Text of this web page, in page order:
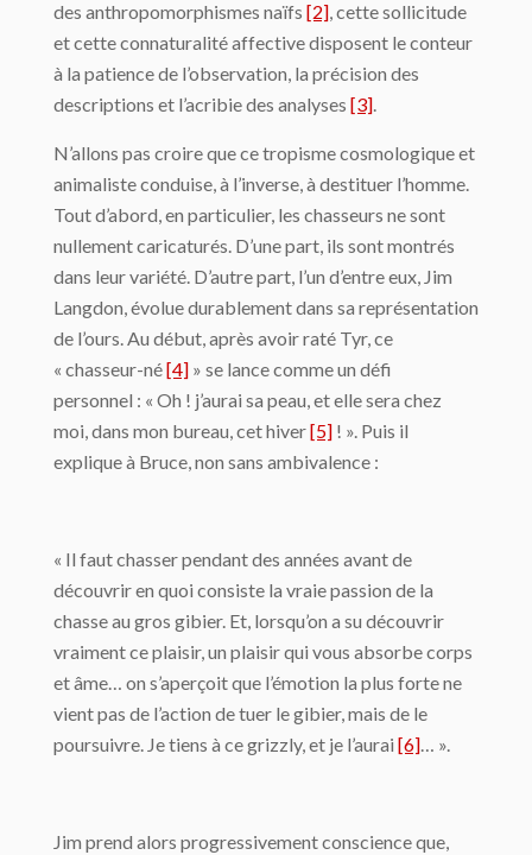
des anthropomorphismes naïfs [2], cette sollicitude
et cette connaturalité affective disposent le conteur
à la patience de l’observation, la précision des
descriptions et l’acribie des analyses [3].
N’allons pas croire que ce tropisme cosmologique et
animaliste conduise, à l’inverse, à destituer l’homme.
Tout d’abord, en particulier, les chasseurs ne sont
nullement caricaturés. D’une part, ils sont montrés
dans leur variété. D’autre part, l’un d’entre eux, Jim
Langdon, évolue durablement dans sa représentation
de l’ours. Au début, après avoir raté Tyr, ce
« chasseur-né[4] » se lance comme un défi
personnel : « Oh ! j’aurai sa peau, et elle sera chez
moi, dans mon bureau, cet hiver[5] ! ». Puis iI
explique à Bruce, non sans ambivalence :
« Il faut chasser pendant des années avant de
découvrir en quoi consiste la vraie passion de la
chasse au gros gibier. Et, lorsqu’on a su découvrir
vraiment ce plaisir, un plaisir qui vous absorbe corps
et âme… on s’aperçoit que l’émotion la plus forte ne
vient pas de l’action de tuer le gibier, mais de le
poursuivre. Je tiens à ce grizzly, et je l’aurai [6]… ».
Jim prend alors progressivement conscience que,